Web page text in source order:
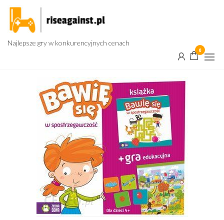
Przejdź
treści
Najlepsze gry w konkurencyjnych cenach
0